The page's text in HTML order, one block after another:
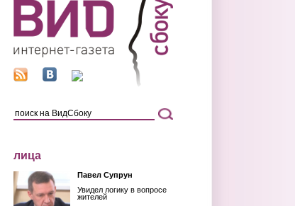
лица
Павел Супрун
Увидел логику в вопросе
жителей